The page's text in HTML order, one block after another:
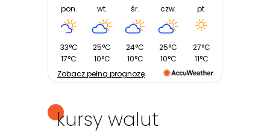
pon.
33°C
17°C
wt.
25°C
10°C
śr.
24°C
10°C
czw.
25°C
10°C
pt.
27°C
11°C
Zobacz pełną prognozę
kursy walut